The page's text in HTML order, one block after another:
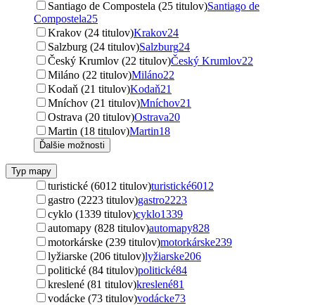
Santiago de Compostela (25 titulov)Santiago de
Compostela25
Krakov (24 titulov)Krakov24
Salzburg (24 titulov)Salzburg24
Český Krumlov (22 titulov)Český Krumlov22
Miláno (22 titulov)Miláno22
Kodaň (21 titulov)Kodaň21
Mníchov (21 titulov)Mníchov21
Ostrava (20 titulov)Ostrava20
Martin (18 titulov)Martin18
Ďalšie možnosti
Typ mapy
turistické (6012 titulov)turistické6012
gastro (2223 titulov)gastro2223
cyklo (1339 titulov)cyklo1339
automapy (828 titulov)automapy828
motorkárske (239 titulov)motorkárske239
lyžiarske (206 titulov)lyžiarske206
politické (84 titulov)politické84
kreslené (81 titulov)kreslené81
vodácke (73 titulov)vodácke73